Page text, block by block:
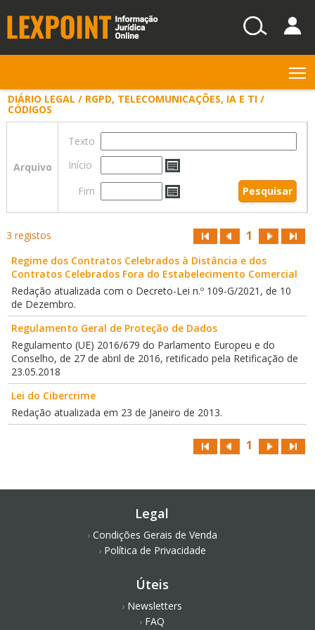
DIÁRIO LEGAL / RGPD, TELECOMUNICAÇÕES, IA E TI /
CÓDIGOS
Arquivo
Texto
Início
Fim
3 registos 1
Regime dos Contratos Celebrados à Distância e dos
Contratos Celebrados Fora do Estabelecimento Comercial
Redação atualizada com o Decreto-Lei n.º 109-G/2021, de 10
de Dezembro.
Regulamento Geral de Proteção de Dados
Regulamento (UE) 2016/679 do Parlamento Europeu e do
Conselho, de 27 de abril de 2016, retificado pela Retificação de
23.05.2018
Lei do Cibercrime
Redação atualizada em 23 de Janeiro de 2013.
1
Legal
Condições Gerais de Venda
Política de Privacidade
Úteis
Newsletters
FAQ